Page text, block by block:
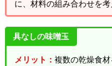
に、材料の組み合わせを考
具なしの味噌玉
メリット： 複数の乾燥食